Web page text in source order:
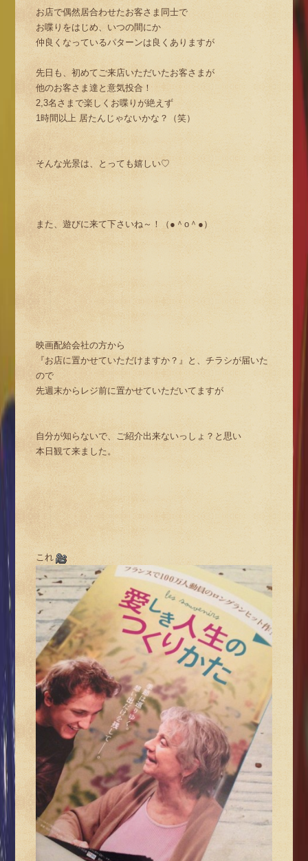
お店で偶然居合わせたお客さま同士で
お喋りをはじめ、いつの間にか
仲良くなっているパターンは良くありますが
先日も、初めてご来店いただいたお客さまが
他のお客さま達と意気投合！
2,3名さまで楽しくお喋りが絶えず
1時間以上 居たんじゃないかな？（笑）
そんな光景は、とっても嬉しい♡
また、遊びに来て下さいね～！（●＾o＾●）
映画配給会社の方から
『お店に置かせていただけますか？』と、チラシが届いた
ので
先週末からレジ前に置かせていただいてますが
自分が知らないで、ご紹介出来ないっしょ？と思い
本日観て来ました。
これ